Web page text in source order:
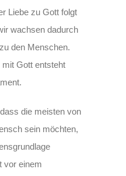
Liebe zu Gott folgt
wachsen dadurch
den Menschen.
mit Gott entsteht
die meisten von
sein möchten,
vor einem